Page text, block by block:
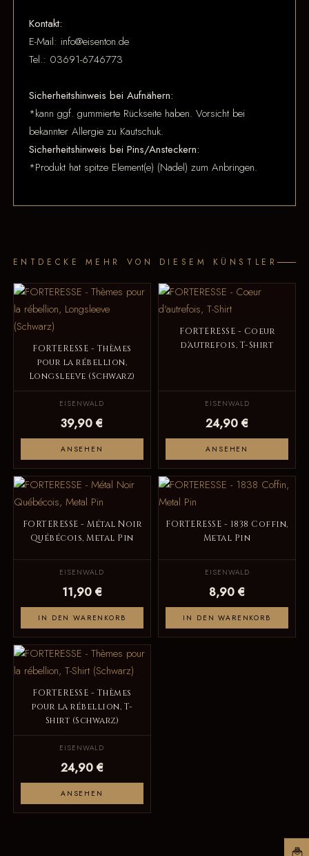
Kontakt:
E-Mail: info@eisenton.de
Tel.: 03691-6746773
Sicherheitshinweis bei Aufnähern:
*kann ggf. gummierte Rückseite haben. Vorsicht bei
bekannter Allergie zu Kautschuk.
Sicherheitshinweis bei Pins/Ansteckern:
*Produkt hat spitze Element(e) (Nadel) zum Anbringen.
ENTDECKE MEHR VON DIESEM KÜNSTLER
FORTERESSE - Thèmes
pour la rébellion,
Longsleeve (Schwarz)
EISENWALD
39,90 €
ANSEHEN
FORTERESSE - Coeur
d'autrefois, T-Shirt
EISENWALD
24,90 €
ANSEHEN
FORTERESSE - Métal Noir
Québécois, Metal Pin
EISENWALD
11,90 €
IN DEN WARENKORB
FORTERESSE - 1838 Coffin,
Metal Pin
EISENWALD
8,90 €
IN DEN WARENKORB
FORTERESSE - Thèmes
pour la rébellion, T-
Shirt (Schwarz)
EISENWALD
24,90 €
ANSEHEN